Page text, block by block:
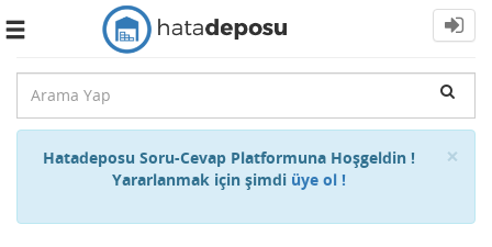
Toggle
×
Hatadeposu Soru-Cevap Platformuna Hoşgeldin !
Yararlanmak için şimdi üye ol !